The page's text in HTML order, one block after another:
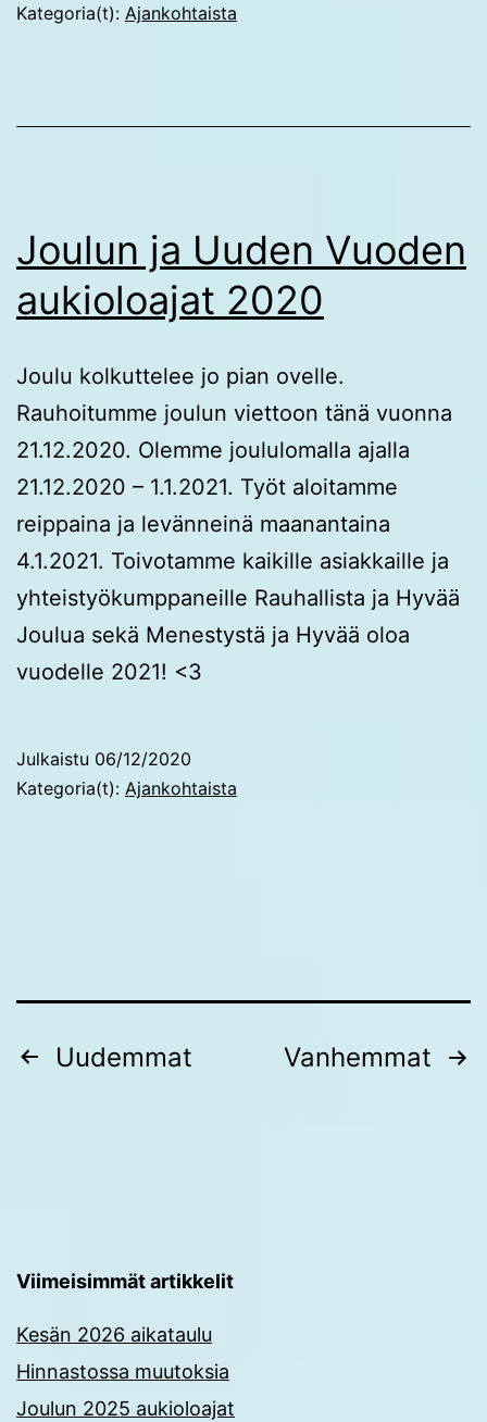
Kategoria(t): Ajankohtaista
Joulun ja Uuden Vuoden
aukioloajat 2020
Joulu kolkuttelee jo pian ovelle.
Rauhoitumme joulun viettoon tänä vuonna
21.12.2020. Olemme joululomalla ajalla
21.12.2020 – 1.1.2021. Työt aloitamme
reippaina ja levänneinä maanantaina
4.1.2021. Toivotamme kaikille asiakkaille ja
yhteistyökumppaneille Rauhallista ja Hyvää
Joulua sekä Menestystä ja Hyvää oloa
vuodelle 2021! <3
Julkaistu 06/12/2020
Kategoria(t): Ajankohtaista
Artikkelien
Uudemmat Vanhemmat
Viimeisimmät artikkelit
Kesän 2026 aikataulu
Hinnastossa muutoksia
Joulun 2025 aukioloajat